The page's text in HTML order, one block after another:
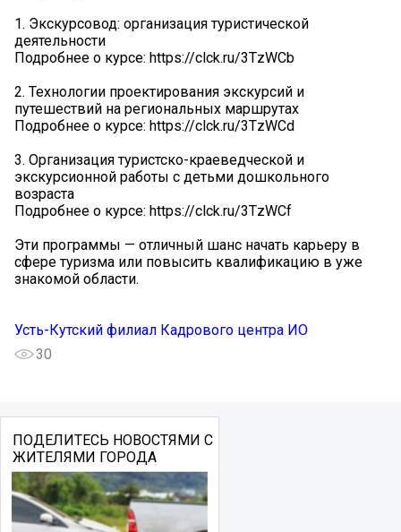
1. Экскурсовод: организация туристической
деятельности
Подробнее о курсе: https://clck.ru/3TzWCb
2. Технологии проектирования экскурсий и
путешествий на региональных маршрутах
Подробнее о курсе: https://clck.ru/3TzWCd
3. Организация туристско-краеведческой и
экскурсионной работы с детьми дошкольного
возраста
Подробнее о курсе: https://clck.ru/3TzWCf
Эти программы — отличный шанс начать карьеру в
сфере туризма или повысить квалификацию в уже
знакомой области.
Усть-Кутский филиал Кадрового центра ИО
30
ПОДЕЛИТЕСЬ НОВОСТЯМИ С
ЖИТЕЛЯМИ ГОРОДА